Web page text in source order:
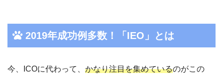
2019年成功例多数！「IEO」とは
今、ICOに代わって、 かなり注目を集めているのがこの